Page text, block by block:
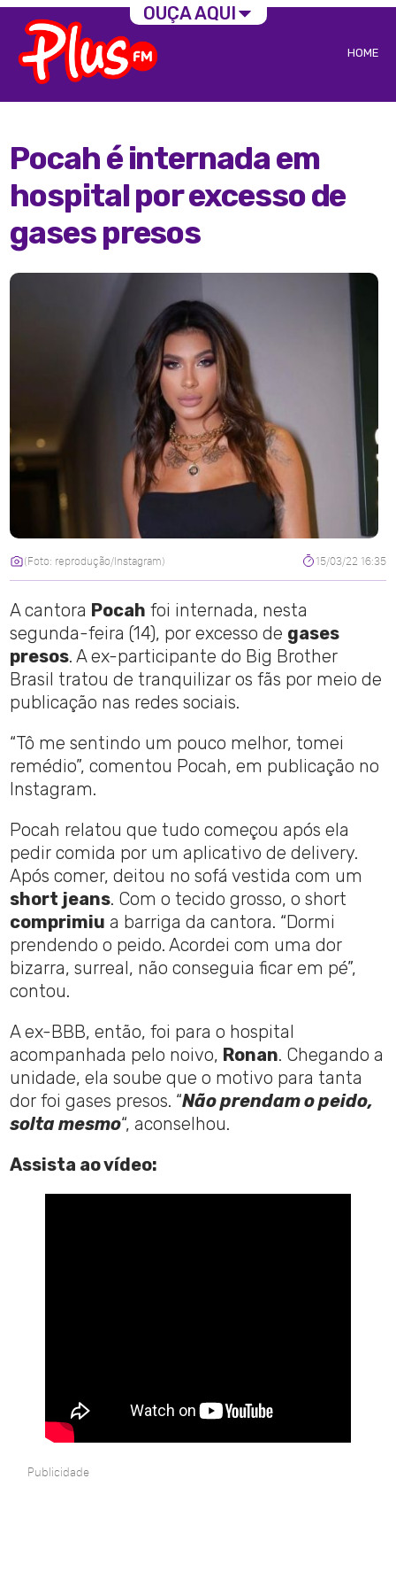
HOME
Pocah é internada em
hospital por excesso de
gases presos
(Foto: reprodução/Instagram) 15/03/22 16:35
A cantora Pocah foi internada, nesta
segunda-feira (14), por excesso de gases
presos. A ex-participante do Big Brother
Brasil tratou de tranquilizar os fãs por meio de
publicação nas redes sociais.
“Tô me sentindo um pouco melhor, tomei
remédio”, comentou Pocah, em publicação no
Instagram.
Pocah relatou que tudo começou após ela
pedir comida por um aplicativo de delivery.
Após comer, deitou no sofá vestida com um
short jeans. Com o tecido grosso, o short
comprimiu a barriga da cantora. “Dormi
prendendo o peido. Acordei com uma dor
bizarra, surreal, não conseguia ficar em pé”,
contou.
A ex-BBB, então, foi para o hospital
acompanhada pelo noivo, Ronan. Chegando a
unidade, ela soube que o motivo para tanta
dor foi gases presos. “Não prendam o peido,
solta mesmo“, aconselhou.
Assista ao vídeo:
Publicidade
OUÇA AQUI